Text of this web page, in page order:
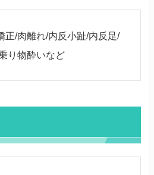
正/肉離れ/内反小趾/内反足/
り物酔いなど